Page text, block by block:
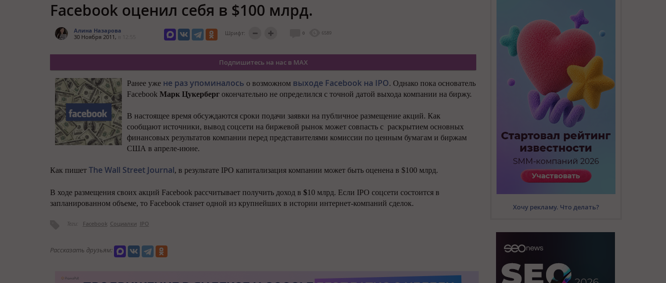
Facebook оценил себя в $100 млрд.
Алина Назарова
30 Ноября 2011,
Шрифт: 0 6589
Подпишитесь на нас в MAX
Ранее уже не раз упоминалось о возможном выходе Facebook на IPO. Однако пока основатель
Facebook Марк Цукерберг окончательно не определился с точной датой выхода компании на биржу.
В настоящее время обсуждаются сроки подачи заявки на публичное размещение акций. Как
сообщают источники, вывод соцсети на биржевой рынок может совпасть с раскрытием основных
финансовых результатов компании перед представителями комиссии по ценным бумагам и биржам
США в апреле-июне.
Как пишет The Wall Street Journal, в результате IPO капитализация компании может быть оценена в $100 млрд.
В ходе размещения своих акций Facebook рассчитывает получить доход в $10 млрд. Если IPO соцсети состоится в
запланированном объеме, то Facebook станет одной из крупнейших в истории интернет-компаний сделок.
Теги: Facebook Социалки IPO
Рассказать друзьям:
Хочу рекламу. Что делать?